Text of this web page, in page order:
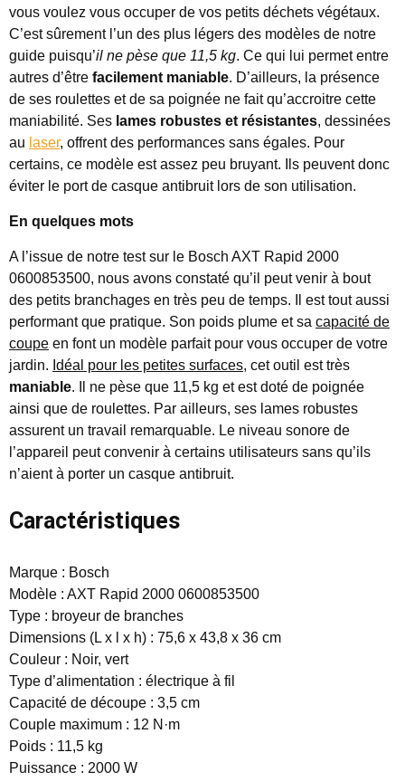
vous voulez vous occuper de vos petits déchets végétaux.
C’est sûrement l’un des plus légers des modèles de notre
guide puisqu’il ne pèse que 11,5 kg. Ce qui lui permet entre
autres d’être facilement maniable. D’ailleurs, la présence
de ses roulettes et de sa poignée ne fait qu’accroitre cette
maniabilité. Ses lames robustes et résistantes, dessinées
au laser, offrent des performances sans égales. Pour
certains, ce modèle est assez peu bruyant. Ils peuvent donc
éviter le port de casque antibruit lors de son utilisation.
En quelques mots
A l’issue de notre test sur le Bosch AXT Rapid 2000
0600853500, nous avons constaté qu’il peut venir à bout
des petits branchages en très peu de temps. Il est tout aussi
performant que pratique. Son poids plume et sa capacité de
coupe en font un modèle parfait pour vous occuper de votre
jardin. Idéal pour les petites surfaces, cet outil est très
maniable. Il ne pèse que 11,5 kg et est doté de poignée
ainsi que de roulettes. Par ailleurs, ses lames robustes
assurent un travail remarquable. Le niveau sonore de
l’appareil peut convenir à certains utilisateurs sans qu’ils
n’aient à porter un casque antibruit.
Caractéristiques
Marque : Bosch
Modèle : AXT Rapid 2000 0600853500
Type : broyeur de branches
Dimensions (L x l x h) : 75,6 x 43,8 x 36 cm
Couleur : Noir, vert
Type d’alimentation : électrique à fil
Capacité de découpe : 3,5 cm
Couple maximum : 12 N·m
Poids : 11,5 kg
Puissance : 2000 W